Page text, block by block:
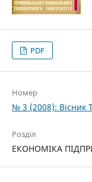
PDF
Номер
№ 3 (2008): Вісник
Розділ
ЕКОНОМІКА